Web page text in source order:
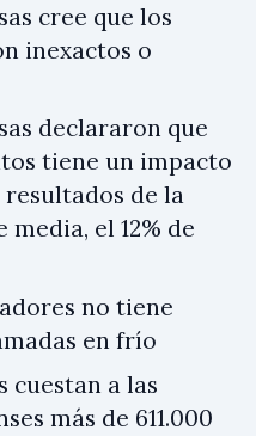
cree que los
inexactos o
declararon que
tiene un impacto
de la
media, el 12% de
no tiene
en frío
cuestan a las
más de 611.000